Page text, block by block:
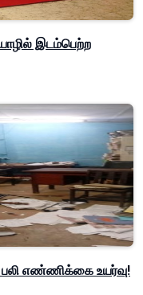
இடம்பெற்ற
எண்ணிக்கை உயர்வு!